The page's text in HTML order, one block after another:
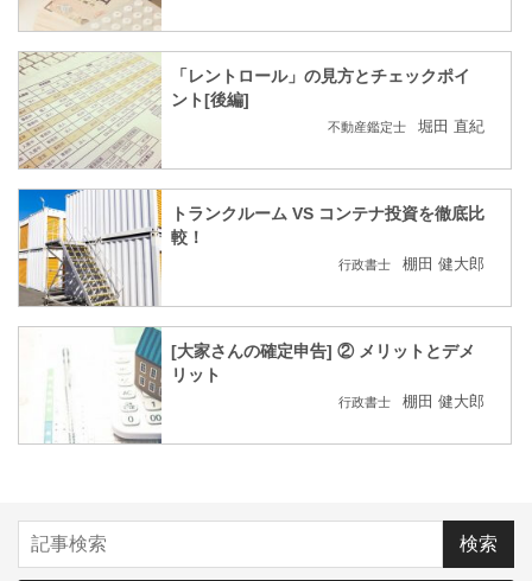
「レントロール」の見方とチェックポイ
ント[後編]
不動産鑑定士 堀田 直紀
トランクルーム VS コンテナ投資を徹底比
較！
行政書士 棚田 健大郎
[大家さんの確定申告] ② メリットとデメ
リット
行政書士 棚田 健大郎